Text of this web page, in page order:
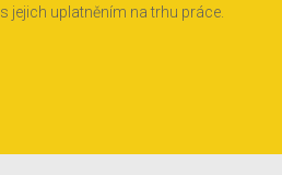
s jejich uplatněním na trhu práce.